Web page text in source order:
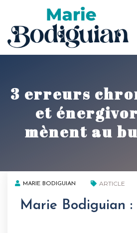
3 erreurs
et
mènent au
MARIE BODIGUIAN ARTICLE
Marie Bodiguian :